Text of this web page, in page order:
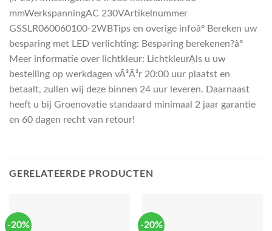
mmWerkspanningAC 230VArtikelnummer
GSSLR060060100-2WBTips en overige infoâº Bereken uw
besparing met LED verlichting: Besparing berekenen?âº
Meer informatie over lichtkleur: LichtkleurAls u uw
bestelling op werkdagen vÃ³Ã³r 20:00 uur plaatst en
betaalt, zullen wij deze binnen 24 uur leveren. Daarnaast
heeft u bij Groenovatie standaard minimaal 2 jaar garantie
en 60 dagen recht van retour!
GERELATEERDE PRODUCTEN
-20% -20%